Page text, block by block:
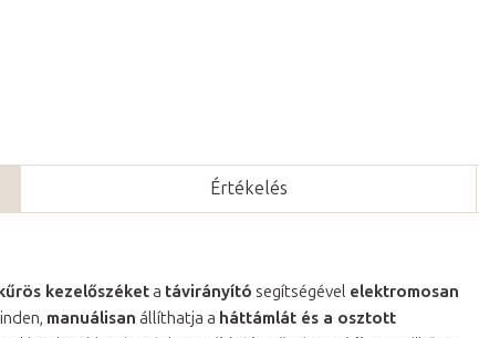
Értékelés
kezelőszéketa távirányító segítségével elektromosan
manuálisan állíthatja a háttámlát és a osztott